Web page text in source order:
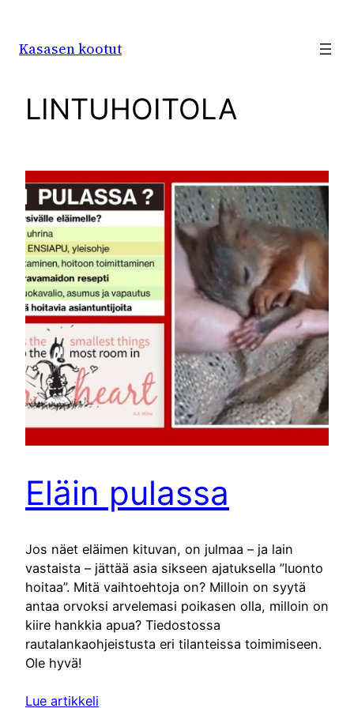
Kasasen kootut
LINTUHOITOLA
Eläin pulassa
Jos näet eläimen kituvan, on julmaa – ja lain
vastaista – jättää asia sikseen ajatuksella ”luonto
hoitaa”. Mitä vaihtoehtoja on? Milloin on syytä
antaa orvoksi arvelemasi poikasen olla, milloin on
kiire hankkia apua? Tiedostossa
rautalankaohjeistusta eri tilanteissa toimimiseen.
Ole hyvä!
Lue artikkeli